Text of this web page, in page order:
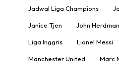
Jadwal Liga Champions
Janice Tjen John Herdman
Liga Inggris Lionel Messi
Manchester United Marc